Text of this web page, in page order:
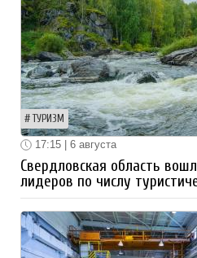
ТУРИЗМ
17:15 | 6 августа
Свердловская область
лидеров по числу